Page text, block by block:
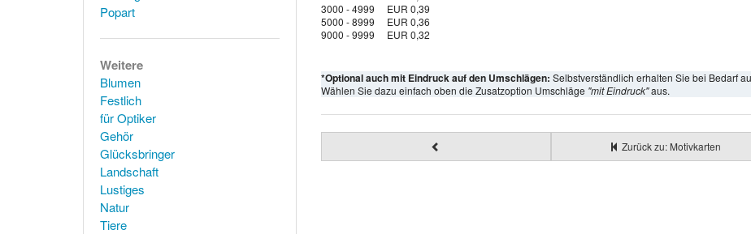
3000 - 4999
EUR 0,39
5000 - 8999
EUR 0,36
9000 - 9999
EUR 0,32
*Optional auch mit Eindruck auf den Umschlägen: Selbstverständlich erhalten Sie bei Bedarf
Wählen Sie dazu einfach oben die Zusatzoption Umschläge "mit Eindruck"aus.
Zurück zu: Motivkarten
Popart
Weitere
Blumen
Festlich
für Optiker
Gehör
Glücksbringer
Landschaft
Lustiges
Natur
Tiere